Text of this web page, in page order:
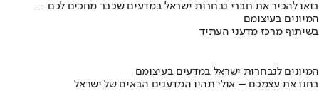
בואו להכיר את חברי נבחרות ישראל במדעים שכבר מחכים לכם –
המיונים בעיצומם
בשיתוף מרכז מדעני העתיד
המיונים לנבחרות ישראל במדעים בעיצומם
בחנו את עצמכם – אולי תהיו המדענים הבאים של ישראל